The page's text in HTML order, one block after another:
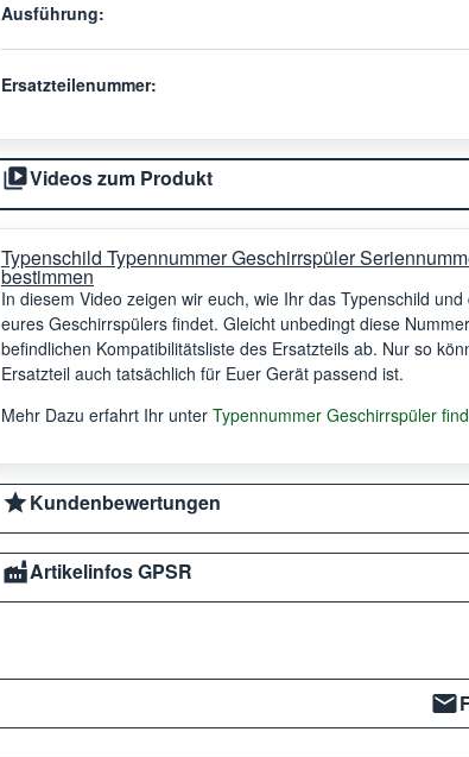
Ausführung:
Ersatzteilenummer:
Videos zum Produkt
Typenschild Typennummer Geschirrspüler
bestimmen
In diesem Video zeigen wir euch, wie Ihr das Typenschild
eures Geschirrspülers findet. Gleicht unbedingt diese
befindlichen Kompatibilitätsliste des Ersatzteils ab. Nur so
Ersatzteil auch tatsächlich für Euer Gerät passend ist.
Mehr Dazu erfahrt Ihr unter Typennummer Geschirrspüler
Kundenbewertungen
Artikelinfos GPSR